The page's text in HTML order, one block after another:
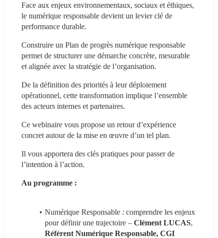
Face aux enjeux environnementaux, sociaux et éthiques,
le numérique responsable devient un levier clé de
performance durable.
Construire un Plan de progrès numérique responsable
permet de structurer une démarche concrète, mesurable
et alignée avec la stratégie de l’organisation.
De la définition des priorités à leur déploiement
opérationnel, cette transformation implique l’ensemble
des acteurs internes et partenaires.
Ce webinaire vous propose un retour d’expérience
concret autour de la mise en œuvre d’un tel plan.
Il vous apportera des clés pratiques pour passer de
l’intention à l’action.
Au programme :
Numérique Responsable : comprendre les enjeux
pour définir une trajectoire – Clément LUCAS
Référent Numérique Responsable, CGI